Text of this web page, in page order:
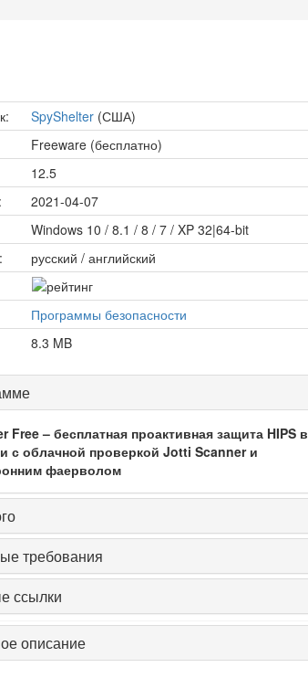
SpyShelter(США)
Freeware (бесплатно)
12.5
2021-04-07
Windows 10 / 8.1 / 8 / 7 / XP 32|64-bit
русский / английский
Программы безопасности
8.3 MB
Free – бесплатная проактивная защита HIPS в
с облачной проверкой Jotti Scanner и
фаерволом
требования
ссылки
описание